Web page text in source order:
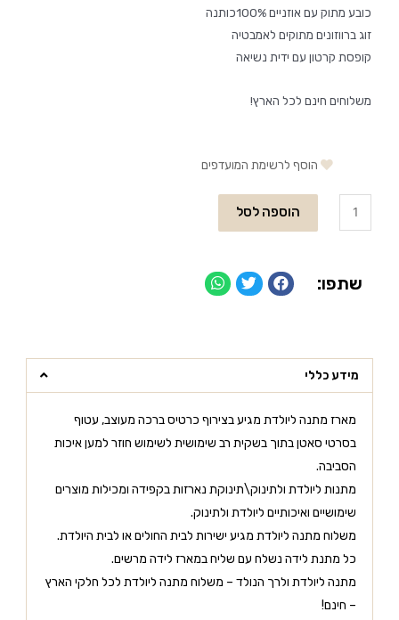
כובע מתוק עם אוזניים 100%כותנה
זוג ברווזונים מתוקים לאמבטיה
קופסת קרטון עם ידית נשיאה
משלוחים חינם לכל הארץ!
הוסף לרשימת המועדפים
הוספה לסל
שתפו:
מידע כללי
מארז מתנה ליולדת מגיע בצירוף כרטיס ברכה מעוצב, עטוף
בסרטי סאטן בתוך בשקית רב שימושית לשימוש חוזר למען איכות
הסביבה.
מתנות ליולדת ולתינוק\תינוקת נארזות בקפידה ומכילות מוצרים
שימושיים ואיכותיים ליולדת ולתינוק.
משלוח מתנה ליולדת מגיע ישירות לבית החולים או לבית היולדת.
כל מתנת לידה נשלח עם שליח במארז לידה מרשים.
מתנה ליולדת ולרך הנולד – משלוח מתנה ליולדת לכל חלקי הארץ
– חינם!